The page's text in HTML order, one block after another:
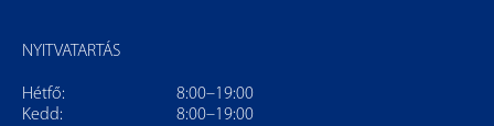
NYITVATARTÁS
Hétfő:
8:00–19:00
Kedd:
8:00–19:00